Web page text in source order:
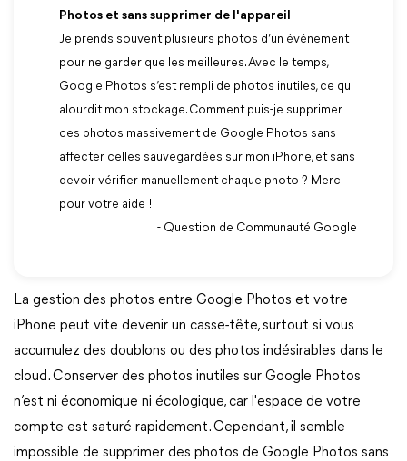
Photos et sans supprimer de l'appareil
Je prends souvent plusieurs photos d’un événement
pour ne garder que les meilleures. Avec le temps,
Google Photos s’est rempli de photos inutiles, ce qui
alourdit mon stockage. Comment puis-je supprimer
ces photos massivement de Google Photos sans
affecter celles sauvegardées sur mon iPhone, et sans
devoir vérifier manuellement chaque photo ? Merci
pour votre aide !
- Question de Communauté Google
La gestion des photos entre Google Photos et votre
iPhone peut vite devenir un casse-tête, surtout si vous
accumulez des doublons ou des photos indésirables dans le
cloud. Conserver des photos inutiles sur Google Photos
n’est ni économique ni écologique, car l'espace de votre
compte est saturé rapidement. Cependant, il semble
impossible de supprimer des photos de Google Photos sans